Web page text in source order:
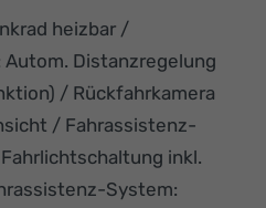
heizbar /
Distanzregelung
/ Rückfahrkamera
/ Fahrassistenz-
inkl.
System: